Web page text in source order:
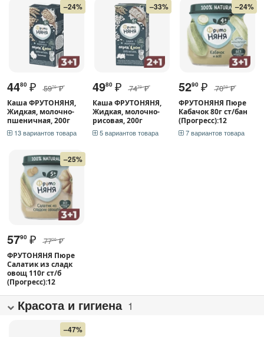
–24%
4480 ₽ 5970 ₽
Каша ФРУТОНЯНЯ,
Жидкая, молочно-
пшеничная, 200г
13 вариантов товара
–33%
4980 ₽ 7470 ₽
Каша ФРУТОНЯНЯ,
Жидкая, молочно-
рисовая, 200г
5 вариантов товара
–24%
5290 ₽ 7050 ₽
ФРУТОНЯНЯ Пюре
Кабачок 80г ст/бан
(Прогресс):12
7 вариантов товара
–25%
5790 ₽ 7720 ₽
ФРУТОНЯНЯ Пюре
Салатик из сладк
овощ 110г ст/б
(Прогресс):12
Красота и гигиена 1
–47%